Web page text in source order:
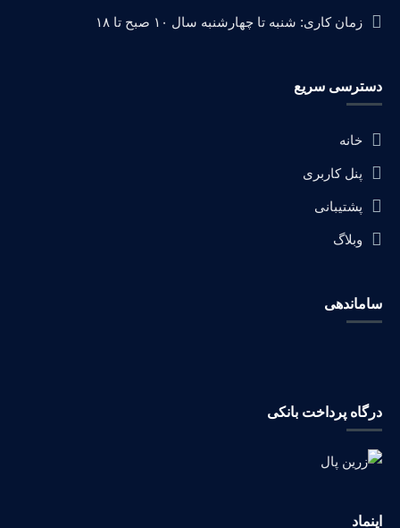
زمان کاری: شنبه تا چهارشنبه سال ۱۰ صبح تا ۱۸
دسترسی سریع
خانه
پنل کاربری
پشتیبانی
وبلاگ
ساماندهی
درگاه پرداخت بانکی
اینماد